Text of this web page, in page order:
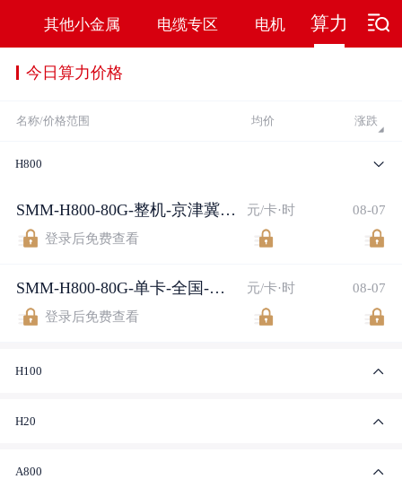
其他小金属 电缆专区 电机 算力
今日算力价格
名称/价格范围 均价 涨跌
H800
SMM-H800-80G-整机-京津冀-包月 元/卡·时 08-07
登录后免费查看
SMM-H800-80G-单卡-全国-短期-零售 元/卡·时 08-07
登录后免费查看
H100
H20
A800